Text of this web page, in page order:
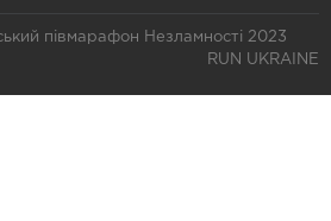
півмарафон Незламності 2023
RUN UKRAINE